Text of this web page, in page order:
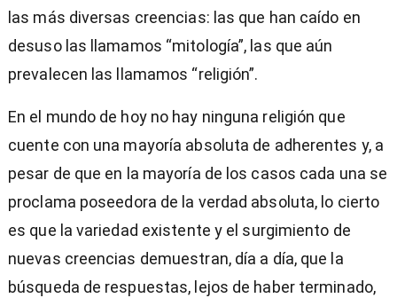
las más diversas creencias: las que han caído en
desuso las llamamos “mitología”, las que aún
prevalecen las llamamos “religión”.
En el mundo de hoy no hay ninguna religión que
cuente con una mayoría absoluta de adherentes y, a
pesar de que en la mayoría de los casos cada una se
proclama poseedora de la verdad absoluta, lo cierto
es que la variedad existente y el surgimiento de
nuevas creencias demuestran, día a día, que la
búsqueda de respuestas, lejos de haber terminado,